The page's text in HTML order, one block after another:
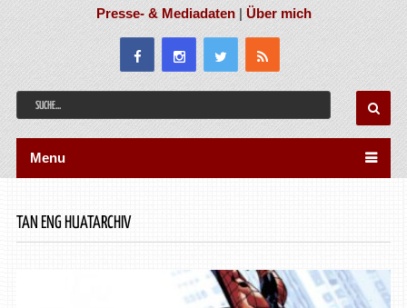
Presse- & Mediadaten|Über mich
Menu
TAN ENG HUATARCHIV